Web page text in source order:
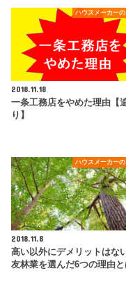
ハウスメーカー
2018.11.18
一条工務店をやめた理由【
り】
ハウスメーカー
2018.11.8
高い以外にデメリットはな
友林業を選んだ6つの理由と